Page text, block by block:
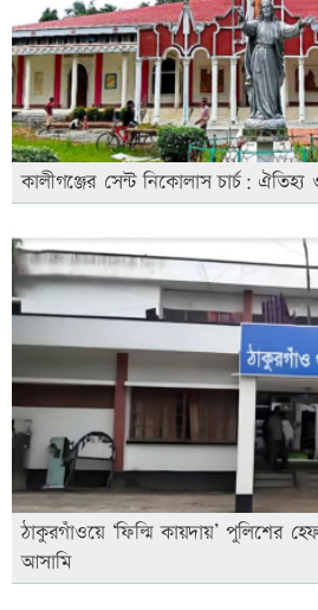
কালীগঞ্জের সেন্ট নিকোলাস চার্চ: ঐতিহ্য
ঠাকুরগাঁওয়ে ‘ফিল্মি কায়দায়’ পুলিশের
আসামি